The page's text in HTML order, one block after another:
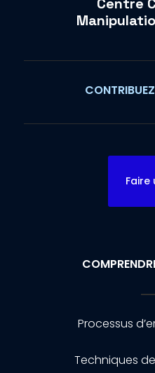
Centre
Faire
Processus
Techniques